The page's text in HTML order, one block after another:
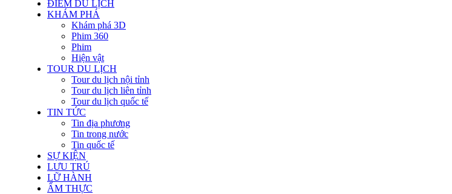
ĐIỂM DU LỊCH
KHÁM PHÁ
Khám phá 3D
Phim 360
Phim
Hiện vật
TOUR DU LỊCH
Tour du lịch nội tỉnh
Tour du lịch liên tỉnh
Tour du lịch quốc tế
TIN TỨC
Tin địa phương
Tin trong nước
Tin quốc tế
SỰ KIỆN
LƯU TRÚ
LỮ HÀNH
ẨM THỰC